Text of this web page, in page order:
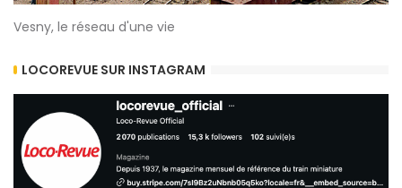
Vesny, le réseau d'une vie
LOCOREVUE SUR INSTAGRAM